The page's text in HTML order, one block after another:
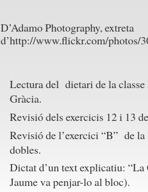
D’Adamo Photography, extreta
d’http://www.flickr.com/photos/
Lectura del dietari de la classe
Gràcia.
Revisió dels exercicis 12 i 13
Revisió de l’exercici “B” de
dobles.
Dictat d’un text explicatiu: “La
Jaume va penjar-lo al bloc).